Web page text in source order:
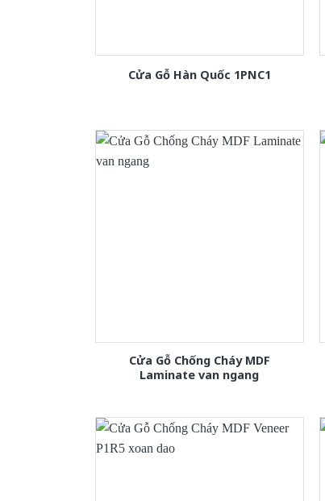
Cửa Gỗ Hàn Quốc 1PNC1
Cửa Gỗ Chống Cháy MDF
Laminate van ngang